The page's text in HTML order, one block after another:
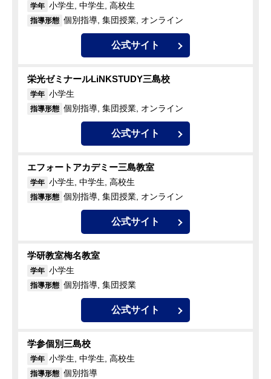
学年 小学生, 中学生, 高校生
指導形態 個別指導, 集団授業, オンライン
公式サイト
栄光ゼミナールLiNKSTUDY三島校
学年 小学生
指導形態 個別指導, 集団授業, オンライン
公式サイト
エフォートアカデミー三島教室
学年 小学生, 中学生, 高校生
指導形態 個別指導, 集団授業, オンライン
公式サイト
学研教室梅名教室
学年 小学生
指導形態 個別指導, 集団授業
公式サイト
学参個別三島校
学年 小学生, 中学生, 高校生
指導形態 個別指導